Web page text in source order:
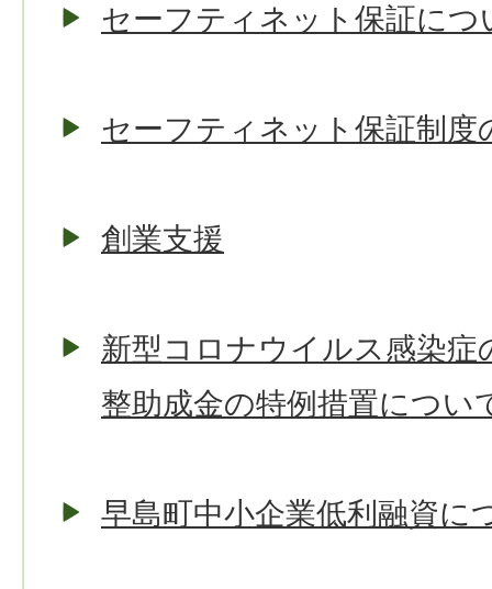
セーフティネット保証につ
セーフティネット保証制度
創業支援
新型コロナウイルス感染症
整助成金の特例措置につい
早島町中小企業低利融資に